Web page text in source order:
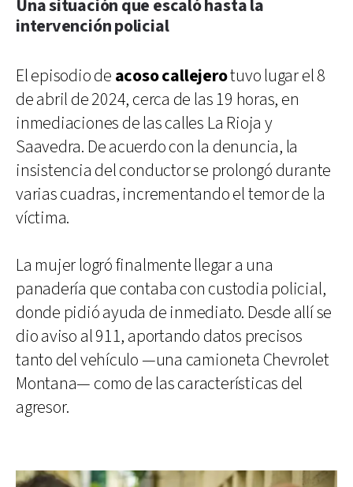
Una situación que escaló hasta la
intervención policial
El episodio de acoso callejerotuvo lugar el 8
de abril de 2024, cerca de las 19 horas, en
inmediaciones de las calles La Rioja y
Saavedra. De acuerdo con la denuncia, la
insistencia del conductor se prolongó durante
varias cuadras, incrementando el temor de la
víctima.
La mujer logró finalmente llegar a una
panadería que contaba con custodia policial,
donde pidió ayuda de inmediato. Desde allí se
dio aviso al 911, aportando datos precisos
tanto del vehículo —una camioneta Chevrolet
Montana— como de las características del
agresor.